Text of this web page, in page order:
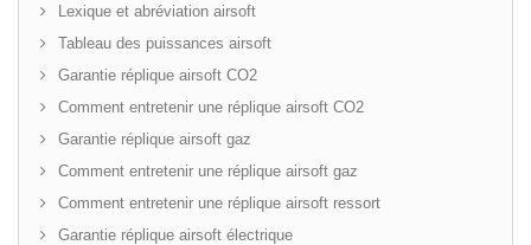
Lexique et abréviation airsoft
Tableau des puissances airsoft
Garantie réplique airsoft CO2
Comment entretenir une réplique airsoft CO2
Garantie réplique airsoft gaz
Comment entretenir une réplique airsoft gaz
Comment entretenir une réplique airsoft ressort
Garantie réplique airsoft électrique